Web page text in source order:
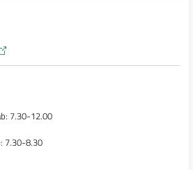
7.30-12.00
7.30-8.30